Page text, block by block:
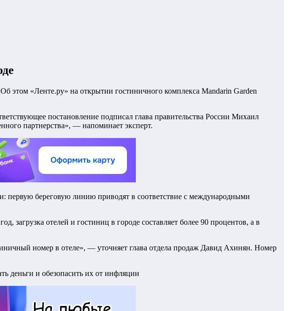
«Ленте.ру» на открытии гостиничного комплекса Mandarin Garden
постановление подписал глава правительства России Михаил
партнерства», — напоминает эксперт.
первую береговую линию приводят в соответствие с международными
отелей и гостиниц в городе составляет более 90 процентов, а в
номер в отеле», — уточняет глава отдела продаж Давид Ахинян. Номер
деньги и обезопасить их от инфляции